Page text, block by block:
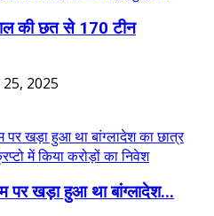
की छत से 170 टीन
2025
पर खड़ा हुआ था बांग्लादेश...